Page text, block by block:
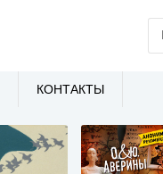
КОНТАКТЫ